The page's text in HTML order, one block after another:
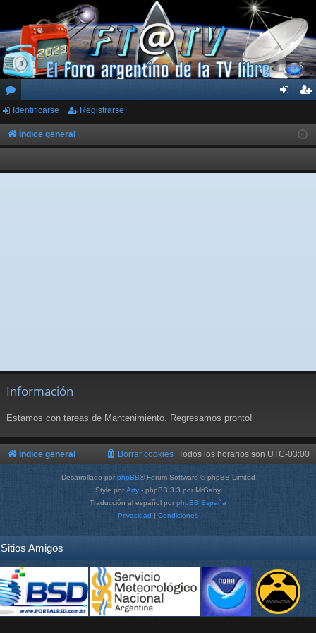
or
os
ar
ist
rs
Identificarse Registrarse
Índice general
Información
Estamos con tareas de Mantenimiento. Regresamos pronto!
Índice general Todos los horarios son UTC-03:00
Borrar cookies
Desarrollado por phpBB® Forum Software © phpBB Limited
Style por Arty - phpBB 3.3 por MrGaby
Traducción al español por phpBB España
Privacidad | Condiciones
Sitios Amigos